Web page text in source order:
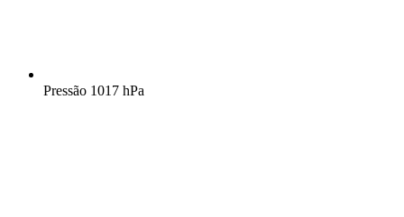
Pressão 1017 hPa